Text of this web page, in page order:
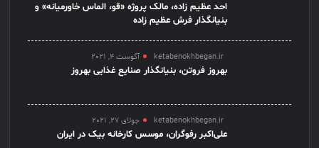
احد عظیم زاده، مالک پروژه «قو، الماس خاورمیانه» و
بنیانگذار فرش عظیم زاده
ketabenokhbegan.ir آگوست 4, 2021
بهروز فروتن، بنیانگذار صنایع غذایی بهروز
ketabenokhbegan.ir جولای 27, 2021
علی‌اکبر رفوگران، موسس کارخانه بیک در ایران